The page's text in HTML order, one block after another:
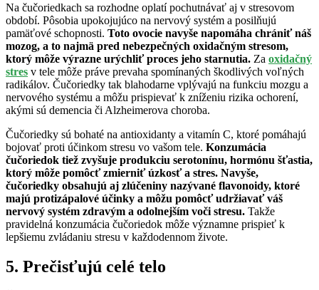
Na čučoriedkach sa rozhodne oplatí pochutnávať aj v stresovom
období. Pôsobia upokojujúco na nervový systém a posilňujú
pamäťové schopnosti. Toto ovocie navyše napomáha chrániť náš
mozog, a to najmä pred nebezpečných oxidačným stresom,
ktorý môže výrazne urýchliť proces jeho starnutia. Za oxidačný
stres v tele môže práve prevaha spomínaných škodlivých voľných
radikálov. Čučoriedky tak blahodarne vplývajú na funkciu mozgu a
nervového systému a môžu prispievať k zníženiu rizika ochorení,
akými sú demencia či Alzheimerova choroba.
Čučoriedky sú bohaté na antioxidanty a vitamín C, ktoré pomáhajú
bojovať proti účinkom stresu vo vašom tele. Konzumácia
čučoriedok tiež zvyšuje produkciu serotonínu, hormónu šťastia,
ktorý môže pomôcť zmierniť úzkosť a stres. Navyše,
čučoriedky obsahujú aj zlúčeniny nazývané flavonoidy, ktoré
majú protizápalové účinky a môžu pomôcť udržiavať váš
nervový systém zdravým a odolnejším voči stresu. Takže
pravidelná konzumácia čučoriedok môže významne prispieť k
lepšiemu zvládaniu stresu v každodennom živote.
5. Prečisťujú celé telo